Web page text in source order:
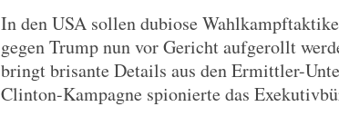
In den USA sollen dubiose
gegen Trump nun vor Gericht aufgerollt
bringt brisante Details aus den Ermittler-
Clinton-Kampagne spionierte das